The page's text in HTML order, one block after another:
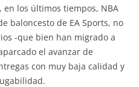
en los últimos tiempos, NBA
baloncesto de EA Sports, no
-que bien han migrado a
el avanzar de
con muy baja calidad y